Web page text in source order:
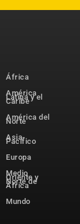
África
América
Latina y el
Caribe
América del
Norte
Asia-
Pacífico
Europa
Medio
Oriente y
Norte de
África
Mundo